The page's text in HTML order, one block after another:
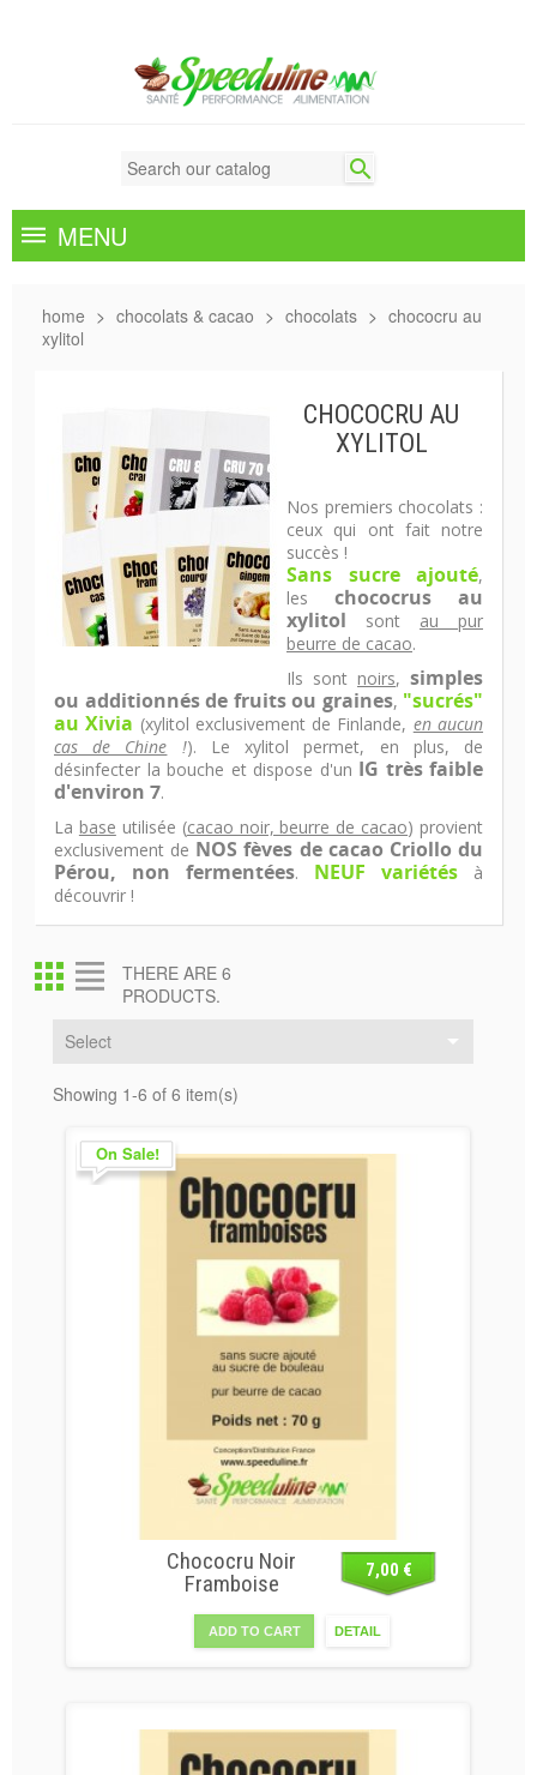

MENU
home chocolats & cacao chocolats
chococru au
xylitol
CHOCOCRU AU
XYLITOL
Nos premiers chocolats :
ceux qui ont fait notre
succès !
Sans sucre ajouté,
les chococrus au
xylitol sont au pur
beurre de cacao.
Ils sont noirs, simples
ou additionnés de fruits ou graines, "sucrés"
au Xivia (xylitol exclusivement de Finlande, en aucun
cas de Chine !). Le xylitol permet, en plus, de
désinfecter la bouche et dispose d'un IG très faible
d'environ 7.
La base utilisée (cacao noir, beurre de cacao) provient
exclusivement de NOS fèves de cacao Criollo du
Pérou, non fermentées. NEUF variétés à
découvrir !
THERE ARE 6
PRODUCTS.
Select

Showing 1-6 of 6 item(s)
On Sale!
Chococru Noir
Framboise
7,00 €
ADD TO CART DETAIL